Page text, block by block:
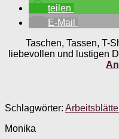
teilen
E-Mail
Taschen, Tassen, T-
liebevollen und lustigen
Schlagwörter:
Monika